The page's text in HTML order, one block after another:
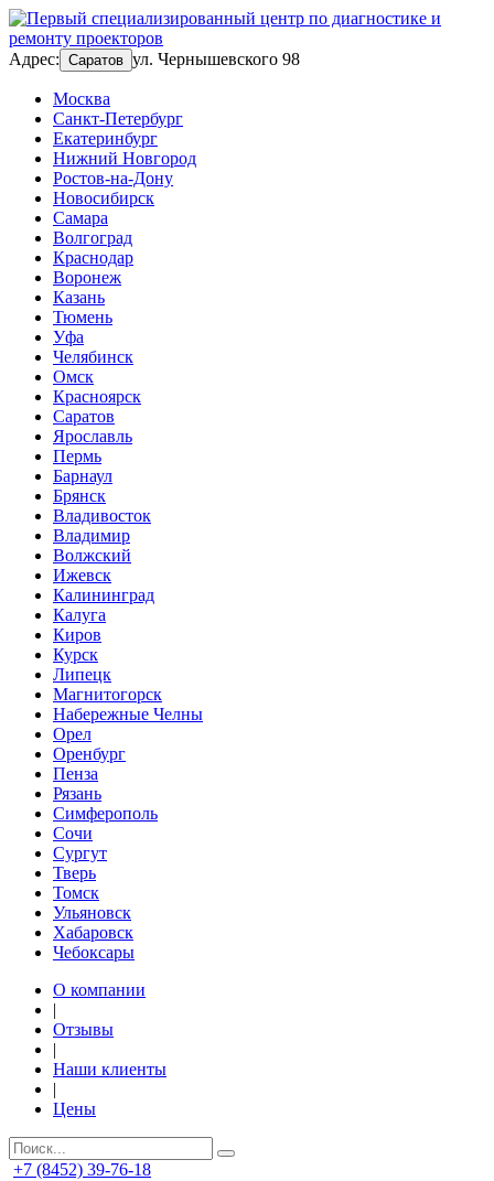
Адрес: Саратов ул. Чернышевского 98
Москва
Санкт-Петербург
Екатеринбург
Нижний Новгород
Ростов-на-Дону
Новосибирск
Самара
Волгоград
Краснодар
Воронеж
Казань
Тюмень
Уфа
Челябинск
Омск
Красноярск
Саратов
Ярославль
Пермь
Барнаул
Брянск
Владивосток
Владимир
Волжский
Ижевск
Калининград
Калуга
Киров
Курск
Липецк
Магнитогорск
Набережные Челны
Орел
Оренбург
Пенза
Рязань
Симферополь
Сочи
Сургут
Тверь
Томск
Ульяновск
Хабаровск
Чебоксары
О компании
|
Отзывы
|
Наши клиенты
|
Цены
+7 (8452) 39-76-18